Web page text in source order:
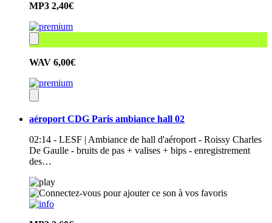
MP3 2,40€
WAV 6,00€
aéroport CDG Paris ambiance hall 02
02:14 - LESF | Ambiance de hall d'aéroport - Roissy Charles
De Gaulle - bruits de pas + valises + bips - enregistrement
des…